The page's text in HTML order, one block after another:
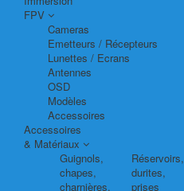
FPV
Cameras
Emetteurs / Récepteurs
Lunettes / Ecrans
Antennes
OSD
Modèles
Accessoires
Accessoires
& Matériaux
Guignols,
chapes,
charnières,
Réservoirs,
durites,
prises